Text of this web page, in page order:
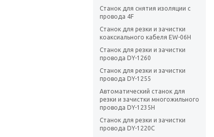
Станок для снятия изоляции с
провода 4F
Станок для резки и зачистки
коаксиального кабеля EW-06H
Станок для резки и зачистки
провода DY-1260
Станок для резки и зачистки
провода DY-1255
Автоматический станок для
резки и зачистки многожильного
провода DY-1235H
Станок для резки и зачистки
провода DY-1220C